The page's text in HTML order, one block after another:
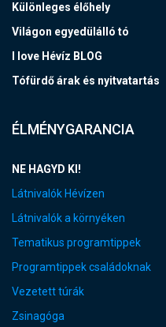
Különleges élőhely
Világon egyedülálló tó
I love Hévíz BLOG
Tófürdő árak és nyitvatartás
ÉLMÉNYGARANCIA
NE HAGYD KI!
Látnivalók Hévízen
Látnivalók a környéken
Tematikus programtippek
Programtippek családoknak
Vezetett túrák
Zsinagóga